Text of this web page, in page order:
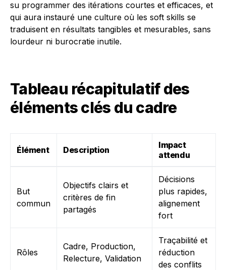
su programmer des itérations courtes et efficaces, et
qui aura instauré une culture où les soft skills se
traduisent en résultats tangibles et mesurables, sans
lourdeur ni burocratie inutile.
Tableau récapitulatif des
éléments clés du cadre
Élément Description
Impact
attendu
But
commun
Objectifs clairs et
critères de fin
partagés
Décisions
plus rapides,
alignement
fort
Rôles
Cadre, Production,
Relecture, Validation
Traçabilité et
réduction
des conflits